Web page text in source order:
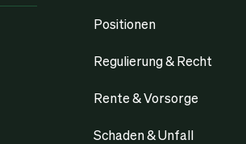
Positionen
Regulierung & Recht
Rente & Vorsorge
Schaden & Unfall